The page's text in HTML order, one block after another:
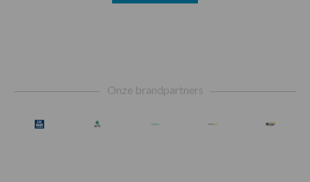
Onze brandpartners